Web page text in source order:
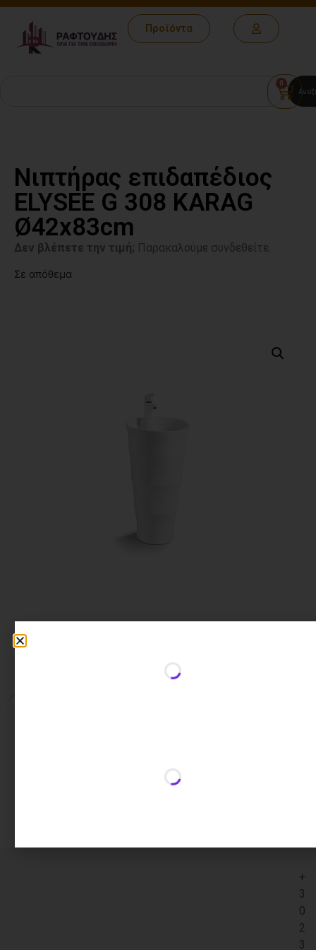
Προϊόντα
0
Νιπτήρας επιδαπέδιος
ELYSEE G 308 KARAG
Ø42x83cm
Δεν βλέπετε την τιμή; Παρακαλούμε συνδεθείτε.
Σε απόθεμα
Επιπλέον πληροφορίες
+
3
0
2
3